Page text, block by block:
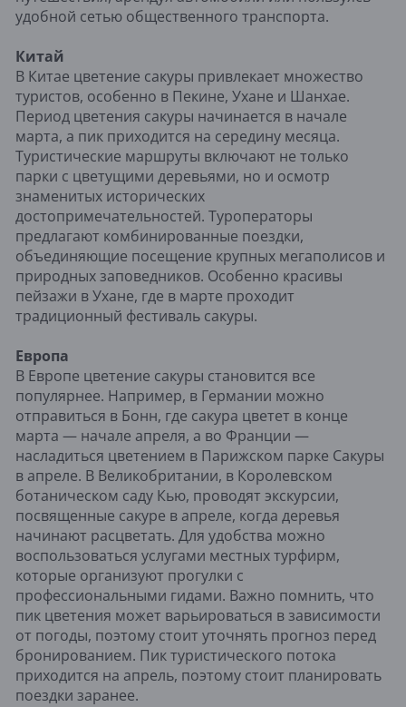
удобной сетью общественного транспорта.
Китай
В Китае цветение сакуры привлекает множество
туристов, особенно в Пекине, Ухане и Шанхае.
Период цветения сакуры начинается в начале
марта, а пик приходится на середину месяца.
Туристические маршруты включают не только
парки с цветущими деревьями, но и осмотр
знаменитых исторических
достопримечательностей. Туроператоры
предлагают комбинированные поездки,
объединяющие посещение крупных мегаполисов и
природных заповедников. Особенно красивы
пейзажи в Ухане, где в марте проходит
традиционный фестиваль сакуры.
Европа
В Европе цветение сакуры становится все
популярнее. Например, в Германии можно
отправиться в Бонн, где сакура цветет в конце
марта — начале апреля, а во Франции —
насладиться цветением в Парижском парке Сакуры
в апреле. В Великобритании, в Королевском
ботаническом саду Кью, проводят экскурсии,
посвященные сакуре в апреле, когда деревья
начинают расцветать. Для удобства можно
воспользоваться услугами местных турфирм,
которые организуют прогулки с
профессиональными гидами. Важно помнить, что
пик цветения может варьироваться в зависимости
от погоды, поэтому стоит уточнять прогноз перед
бронированием. Пик туристического потока
приходится на апрель, поэтому стоит планировать
поездки заранее.